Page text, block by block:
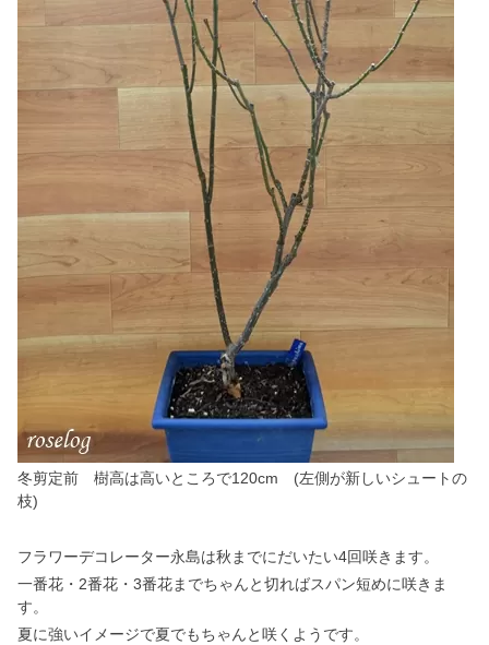
冬剪定前 樹高は高いところで120cm (左側が新しいシュートの
枝)
フラワーデコレーター永島は秋までにだいたい4回咲きます。
一番花・2番花・3番花までちゃんと切ればスパン短めに咲きま
す。
夏に強いイメージで夏でもちゃんと咲くようです。